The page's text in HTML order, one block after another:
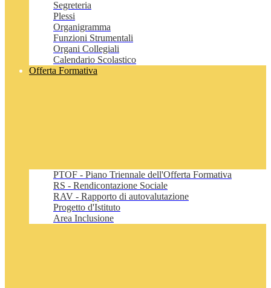
Segreteria
Plessi
Organigramma
Funzioni Strumentali
Organi Collegiali
Calendario Scolastico
Offerta Formativa
PTOF - Piano Triennale dell'Offerta Formativa
RS - Rendicontazione Sociale
RAV - Rapporto di autovalutazione
Progetto d'Istituto
Area Inclusione